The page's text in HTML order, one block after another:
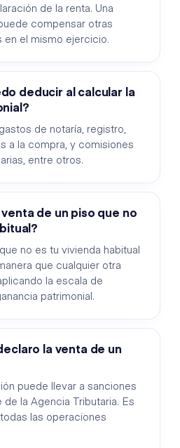
de la renta. Una
compensar otras
en el mismo ejercicio.
deducir al calcular la
de notaría, registro,
a la compra, y comisiones
entre otros.
de un piso que no
no es tu vivienda habitual
que cualquier otra
la escala de
patrimonial.
la venta de un
puede llevar a sanciones
la Agencia Tributaria. Es
las operaciones